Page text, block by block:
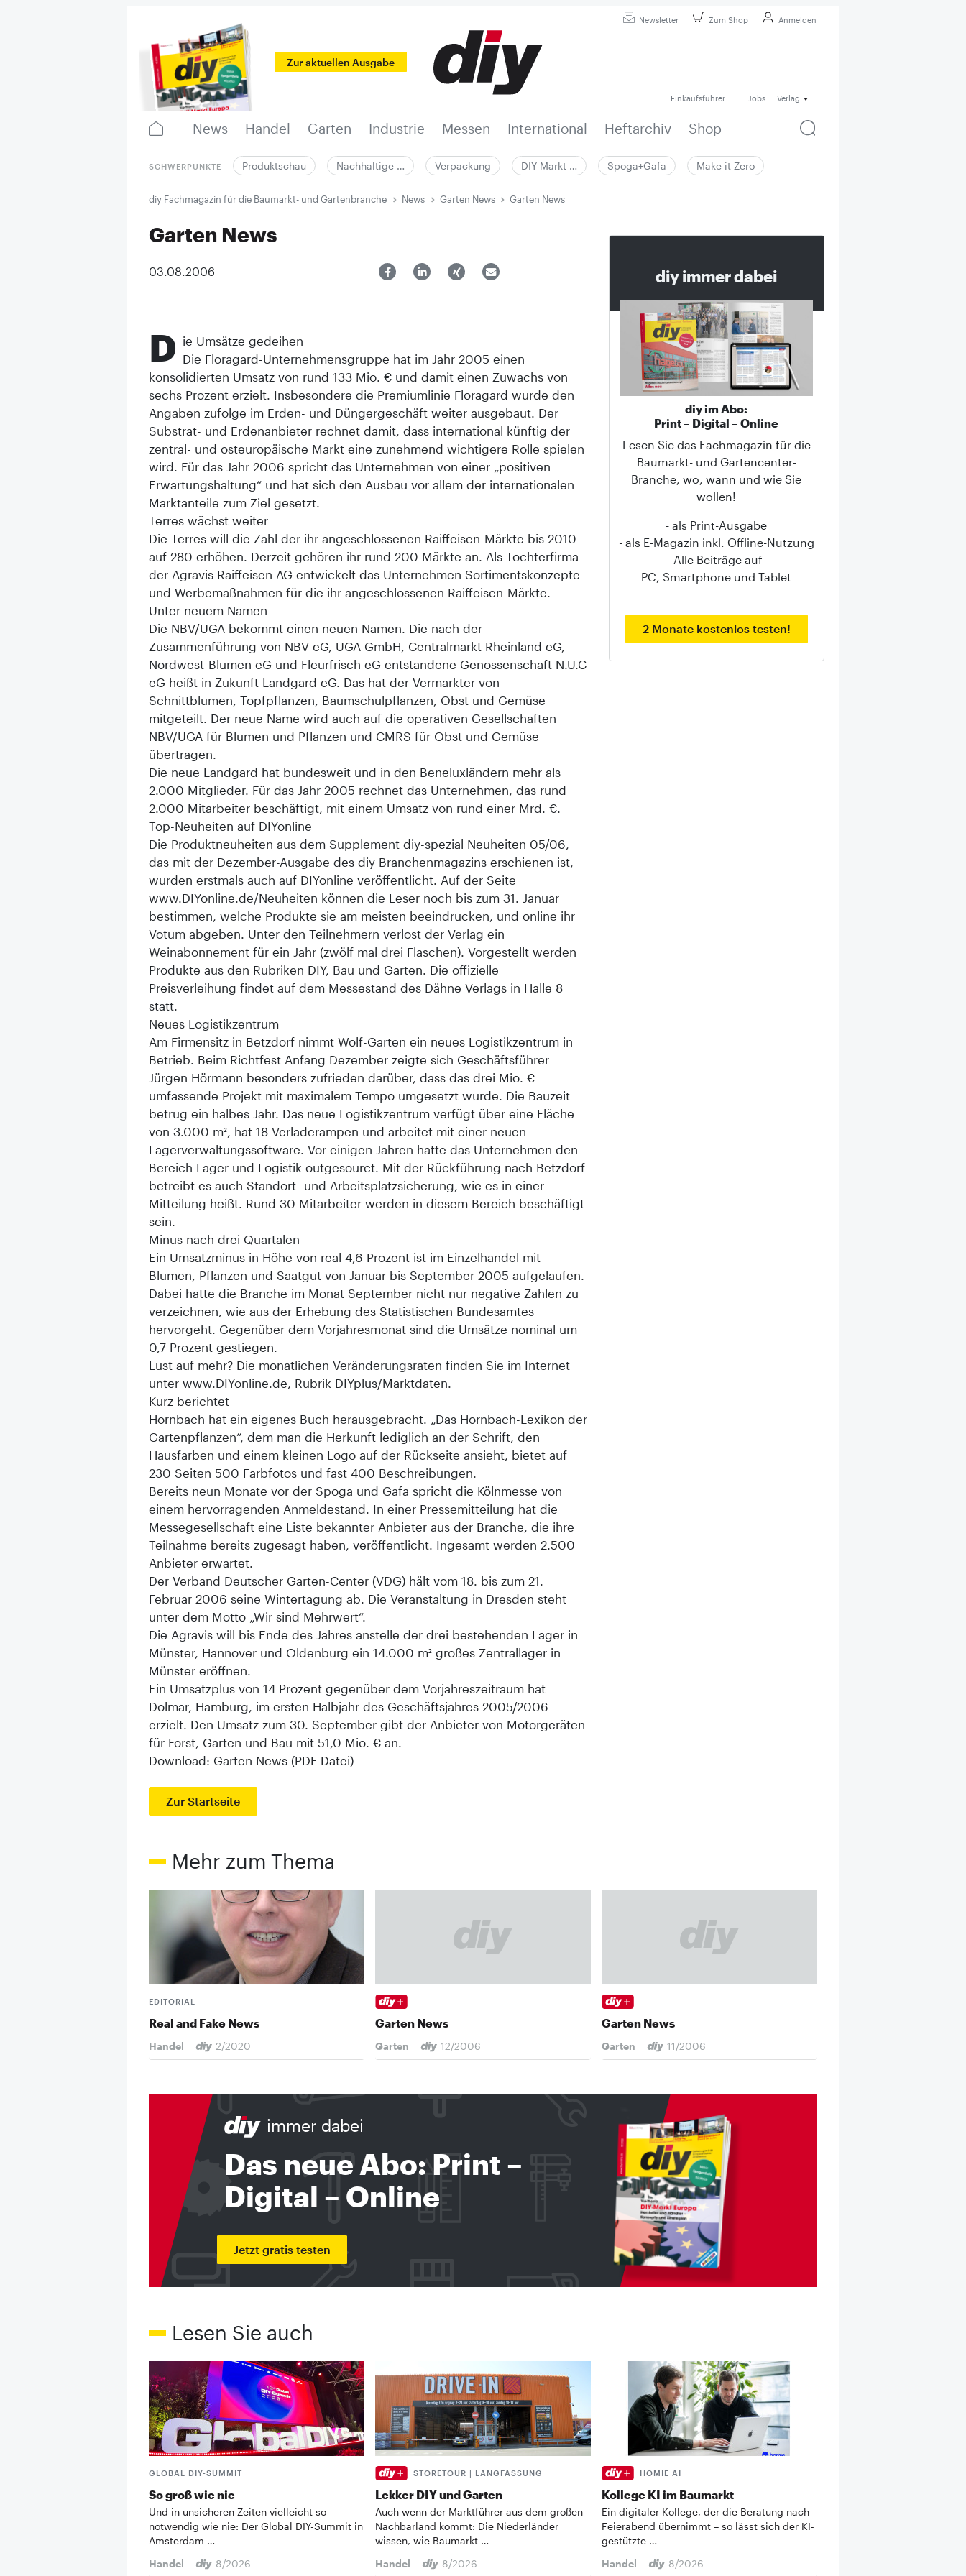
Newsletter Zum Shop Anmelden
Zur aktuellen Ausgabe
Einkaufsführer Jobs Verlag
News Handel Garten Industrie Messen International Heftarchiv Shop
SCHWERPUNKTE Produktschau Nachhaltige … Verpackung DIY-Markt … Spoga+Gafa Make it Zero
diy Fachmagazin für die Baumarkt- und Gartenbranche News Garten News Garten News
Garten News
03.08.2006
D ie Umsätze gedeihen
Die Floragard-Unternehmensgruppe hat im Jahr 2005 einen
konsolidierten Umsatz von rund 133 Mio. € und damit einen Zuwachs von
sechs Prozent erzielt. Insbesondere die Premiumlinie Floragard wurde den
Angaben zufolge im Erden- und Düngergeschäft weiter ausgebaut. Der
Substrat- und Erdenanbieter rechnet damit, dass international künftig der
zentral- und osteuropäische Markt eine zunehmend wichtigere Rolle spielen
wird. Für das Jahr 2006 spricht das Unternehmen von einer „positiven
Erwartungshaltung“ und hat sich den Ausbau vor allem der internationalen
Marktanteile zum Ziel gesetzt.
Terres wächst weiter
Die Terres will die Zahl der ihr angeschlossenen Raiffeisen-Märkte bis 2010
auf 280 erhöhen. Derzeit gehören ihr rund 200 Märkte an. Als Tochterfirma
der Agravis Raiffeisen AG entwickelt das Unternehmen Sortimentskonzepte
und Werbemaßnahmen für die ihr angeschlossenen Raiffeisen-Märkte.
Unter neuem Namen
Die NBV/UGA bekommt einen neuen Namen. Die nach der
Zusammenführung von NBV eG, UGA GmbH, Centralmarkt Rheinland eG,
Nordwest-Blumen eG und Fleurfrisch eG entstandene Genossenschaft N.U.C
eG heißt in Zukunft Landgard eG. Das hat der Vermarkter von
Schnittblumen, Topfpflanzen, Baumschulpflanzen, Obst und Gemüse
mitgeteilt. Der neue Name wird auch auf die operativen Gesellschaften
NBV/UGA für Blumen und Pflanzen und CMRS für Obst und Gemüse
übertragen.
Die neue Landgard hat bundesweit und in den Beneluxländern mehr als
2.000 Mitglieder. Für das Jahr 2005 rechnet das Unternehmen, das rund
2.000 Mitarbeiter beschäftigt, mit einem Umsatz von rund einer Mrd. €.
Top-Neuheiten auf DIYonline
Die Produktneuheiten aus dem Supplement diy-spezial Neuheiten 05/06,
das mit der Dezember-Ausgabe des diy Branchenmagazins erschienen ist,
wurden erstmals auch auf DIYonline veröffentlicht. Auf der Seite
www.DIYonline.de/Neuheiten können die Leser noch bis zum 31. Januar
bestimmen, welche Produkte sie am meisten beeindrucken, und online ihr
Votum abgeben. Unter den Teilnehmern verlost der Verlag ein
Weinabonnement für ein Jahr (zwölf mal drei Flaschen). Vorgestellt werden
Produkte aus den Rubriken DIY, Bau und Garten. Die offizielle
Preisverleihung findet auf dem Messestand des Dähne Verlags in Halle 8
statt.
Neues Logistikzentrum
Am Firmensitz in Betzdorf nimmt Wolf-Garten ein neues Logistikzentrum in
Betrieb. Beim Richtfest Anfang Dezember zeigte sich Geschäftsführer
Jürgen Hörmann besonders zufrieden darüber, dass das drei Mio. €
umfassende Projekt mit maximalem Tempo umgesetzt wurde. Die Bauzeit
betrug ein halbes Jahr. Das neue Logistikzentrum verfügt über eine Fläche
von 3.000 m², hat 18 Verladerampen und arbeitet mit einer neuen
Lagerverwaltungssoftware. Vor einigen Jahren hatte das Unternehmen den
Bereich Lager und Logistik outgesourct. Mit der Rückführung nach Betzdorf
betreibt es auch Standort- und Arbeitsplatzsicherung, wie es in einer
Mitteilung heißt. Rund 30 Mitarbeiter werden in diesem Bereich beschäftigt
sein.
Minus nach drei Quartalen
Ein Umsatzminus in Höhe von real 4,6 Prozent ist im Einzelhandel mit
Blumen, Pflanzen und Saatgut von Januar bis September 2005 aufgelaufen.
Dabei hatte die Branche im Monat September nicht nur negative Zahlen zu
verzeichnen, wie aus der Erhebung des Statistischen Bundesamtes
hervorgeht. Gegenüber dem Vorjahresmonat sind die Umsätze nominal um
0,7 Prozent gestiegen.
Lust auf mehr? Die monatlichen Veränderungsraten finden Sie im Internet
unter www.DIYonline.de, Rubrik DIYplus/Marktdaten.
Kurz berichtet
Hornbach hat ein eigenes Buch herausgebracht. „Das Hornbach-Lexikon der
Gartenpflanzen“, dem man die Herkunft lediglich an der Schrift, den
Hausfarben und einem kleinen Logo auf der Rückseite ansieht, bietet auf
230 Seiten 500 Farbfotos und fast 400 Beschreibungen.
Bereits neun Monate vor der Spoga und Gafa spricht die Kölnmesse von
einem hervorragenden Anmeldestand. In einer Pressemitteilung hat die
Messegesellschaft eine Liste bekannter Anbieter aus der Branche, die ihre
Teilnahme bereits zugesagt haben, veröffentlicht. Ingesamt werden 2.500
Anbieter erwartet.
Der Verband Deutscher Garten-Center (VDG) hält vom 18. bis zum 21.
Februar 2006 seine Wintertagung ab. Die Veranstaltung in Dresden steht
unter dem Motto „Wir sind Mehrwert“.
Die Agravis will bis Ende des Jahres anstelle der drei bestehenden Lager in
Münster, Hannover und Oldenburg ein 14.000 m² großes Zentrallager in
Münster eröffnen.
Ein Umsatzplus von 14 Prozent gegenüber dem Vorjahreszeitraum hat
Dolmar, Hamburg, im ersten Halbjahr des Geschäftsjahres 2005/2006
erzielt. Den Umsatz zum 30. September gibt der Anbieter von Motorgeräten
für Forst, Garten und Bau mit 51,0 Mio. € an.
Download: Garten News (PDF-Datei)
Zur Startseite
diy immer dabei
diy im Abo:
Print – Digital – Online
Lesen Sie das Fachmagazin für die
Baumarkt- und Gartencenter-
Branche, wo, wann und wie Sie
wollen!
- als Print-Ausgabe
- als E-Magazin inkl. Offline-Nutzung
- Alle Beiträge auf
PC, Smartphone und Tablet
2 Monate kostenlos testen!
Mehr zum Thema
EDITORIAL
Real and Fake News
Handel 2/2020
Garten News
Garten 12/2006
Garten News
Garten 11/2006
immer dabei
Das neue Abo: Print –
Digital – Online
Jetzt gratis testen
Lesen Sie auch
GLOBAL DIY-SUMMIT
So groß wie nie
Und in unsicheren Zeiten vielleicht so
notwendig wie nie: Der Global DIY-Summit in
Amsterdam …
Handel
8/2026
STORETOUR | LANGFASSUNG
Lekker DIY und Garten
Auch wenn der Marktführer aus dem großen
Nachbarland kommt: Die Niederländer
wissen, wie Baumarkt …
Handel
8/2026
HOMIE AI
Kollege KI im Baumarkt
Ein digitaler Kollege, der die Beratung nach
Feierabend übernimmt – so lässt sich der KI-
gestützte …
Handel
8/2026